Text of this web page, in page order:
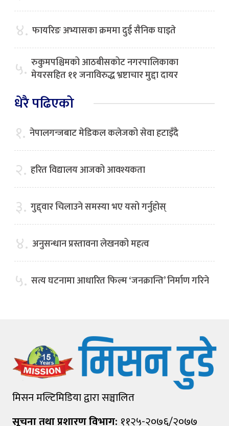
४. फायरिङ अभ्यासका क्रममा दुई सैनिक घाइते
५. रुकुमपश्चिमको आठबीसकोट नगरपालिकाका
मेयरसहित ११ जनाविरुद्ध भ्रष्टाचार मुद्दा दायर
धेरै पढिएको
१. नेपालगन्जबाट मेडिकल कलेजको सेवा हटाइँदै
२. हरित विद्यालय आजको आवश्यकता
३. गुद्द्वार चिलाउने समस्या भए यसो गर्नुहोस्
४. अनुसन्धान प्रस्तावना लेखनको महत्व
५. सत्य घटनामा आधारित फिल्म ‘जनक्रान्ति’ निर्माण गरिने
मिसन मल्टिमिडिया द्वारा सञ्चालित
सूचना तथा प्रशारण विभाग: ११२५-२०७६/२०७७